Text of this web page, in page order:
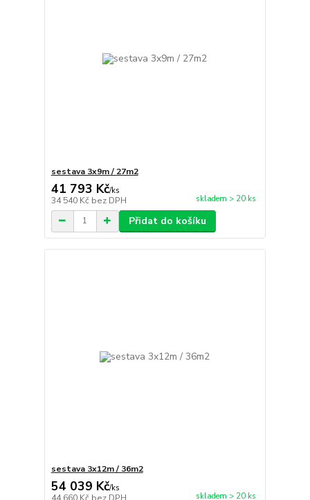
sestava 3x9m / 27m2
41 793 Kč/ks
34 540 Kč bez DPH skladem > 20 ks
Přidat do košíku
sestava 3x12m / 36m2
54 039 Kč/ks
skladem > 20 ks